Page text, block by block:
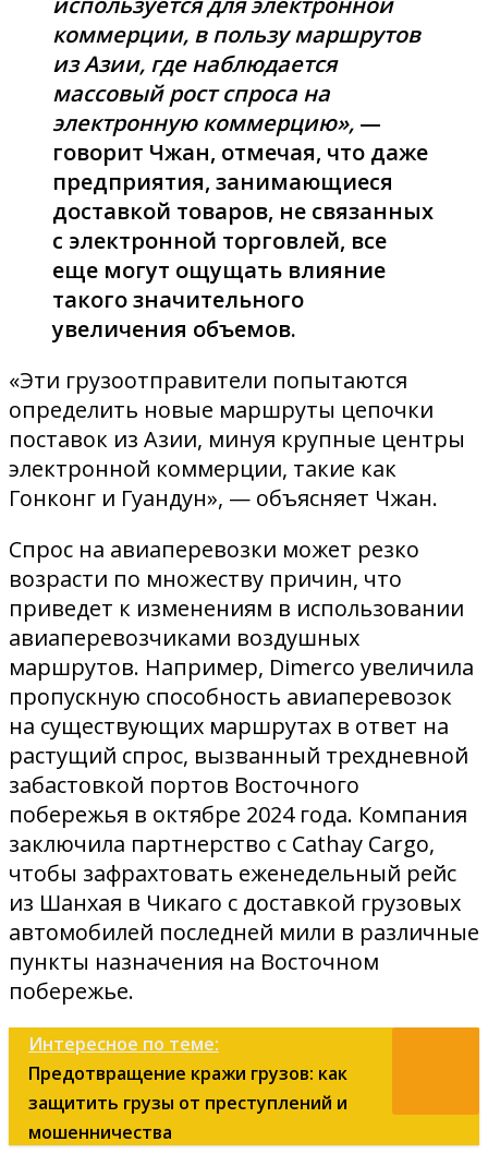
коммерции, в пользу маршрутов
из Азии, где наблюдается
массовый рост спроса на
электронную коммерцию», —
говорит Чжан, отмечая, что даже
предприятия, занимающиеся
доставкой товаров, не связанных
с электронной торговлей, все
еще могут ощущать влияние
такого значительного
увеличения объемов.
«Эти грузоотправители попытаются
определить новые маршруты цепочки
поставок из Азии, минуя крупные центры
электронной коммерции, такие как
Гонконг и Гуандун», — объясняет Чжан.
Спрос на авиаперевозки может резко
возрасти по множеству причин, что
приведет к изменениям в использовании
авиаперевозчиками воздушных
маршрутов. Например, Dimerco увеличила
пропускную способность авиаперевозок
на существующих маршрутах в ответ на
растущий спрос, вызванный трехдневной
забастовкой портов Восточного
побережья в октябре 2024 года. Компания
заключила партнерство с Cathay Cargo,
чтобы зафрахтовать еженедельный рейс
из Шанхая в Чикаго с доставкой грузовых
автомобилей последней мили в различные
пункты назначения на Восточном
побережье.
Интересное по теме:
Предотвращение кражи грузов: как
защитить грузы от преступлений и
мошенничества